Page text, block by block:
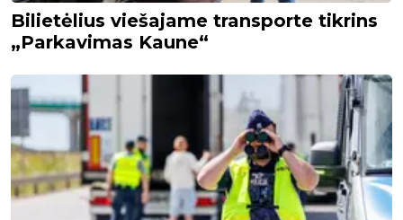
Bilietėlius viešajame transporte tikrins
„Parkavimas Kaune“